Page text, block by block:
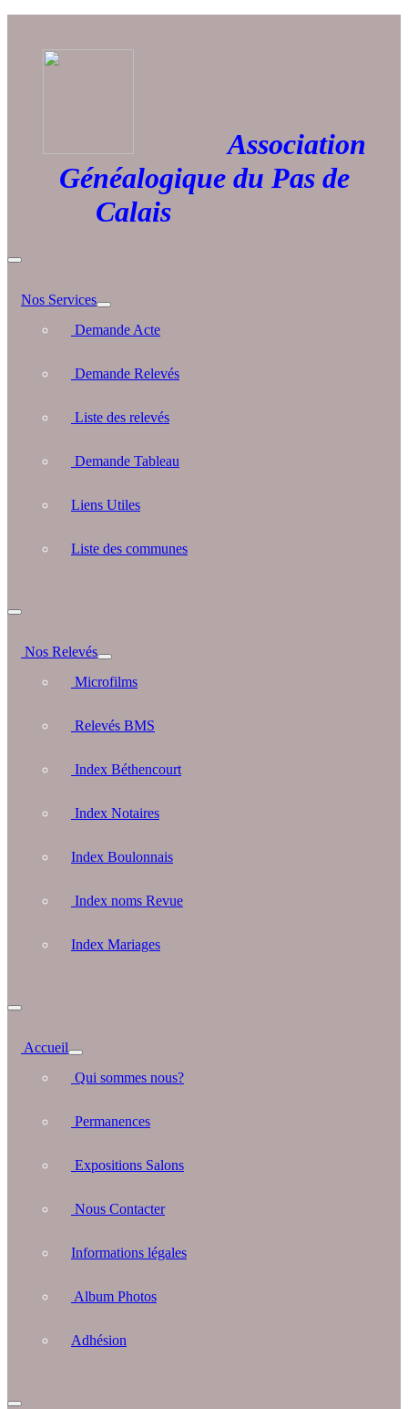
Association
Généalogique du Pas de
Calais
Nos Services
Demande Acte
Demande Relevés
Liste des relevés
Demande Tableau
Liens Utiles
Liste des communes
Nos Relevés
Microfilms
Relevés BMS
Index Béthencourt
Index Notaires
Index Boulonnais
Index noms Revue
Index Mariages
Accueil
Qui sommes nous?
Permanences
Expositions Salons
Nous Contacter
Informations légales
Album Photos
Adhésion